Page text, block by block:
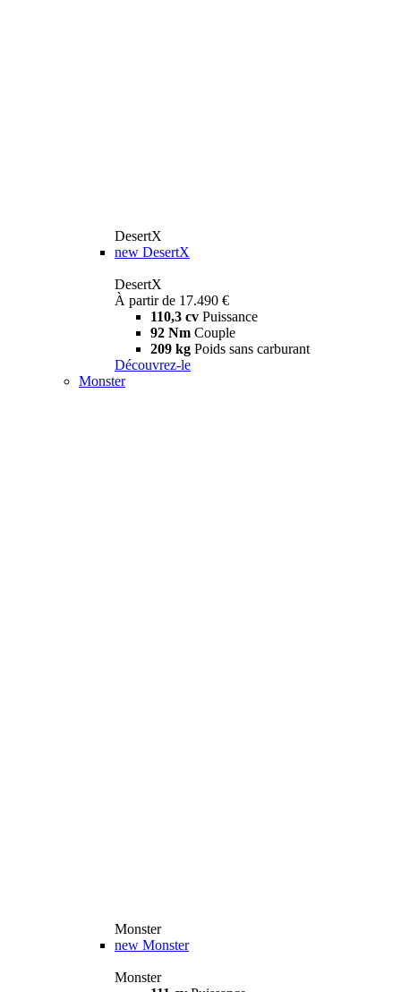
DesertX
new DesertX
DesertX
À partir de 17.490 €
110,3 cv Puissance
92 Nm Couple
209 kg Poids sans carburant
Découvrez-le
Monster
Monster
new Monster
Monster